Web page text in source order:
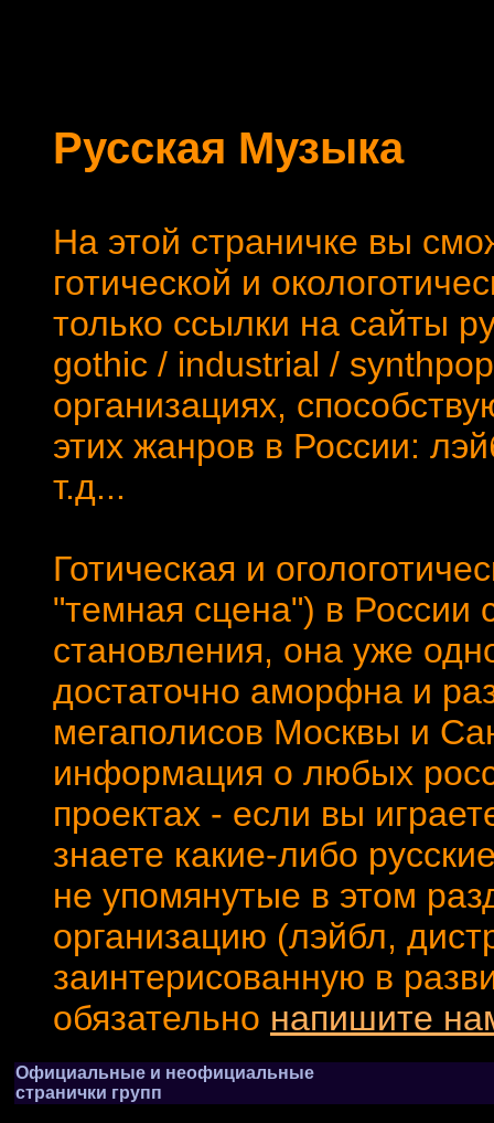
Русская Музыка
На этой страничке вы
готической и
только ссылки на сайты
gothic / industrial /
организациях,
этих жанров в России:
т.д...
Готическая и
"темная сцена") в России
становления, она уже
достаточно аморфна и
мегаполисов Москвы и
информация о любых
проектах - если вы
знаете какие-либо
не упомянутые в этом
организацию (лэйбл,
заинтерисованную в
обязательно напишите
Официальные и неофициальные
странички групп